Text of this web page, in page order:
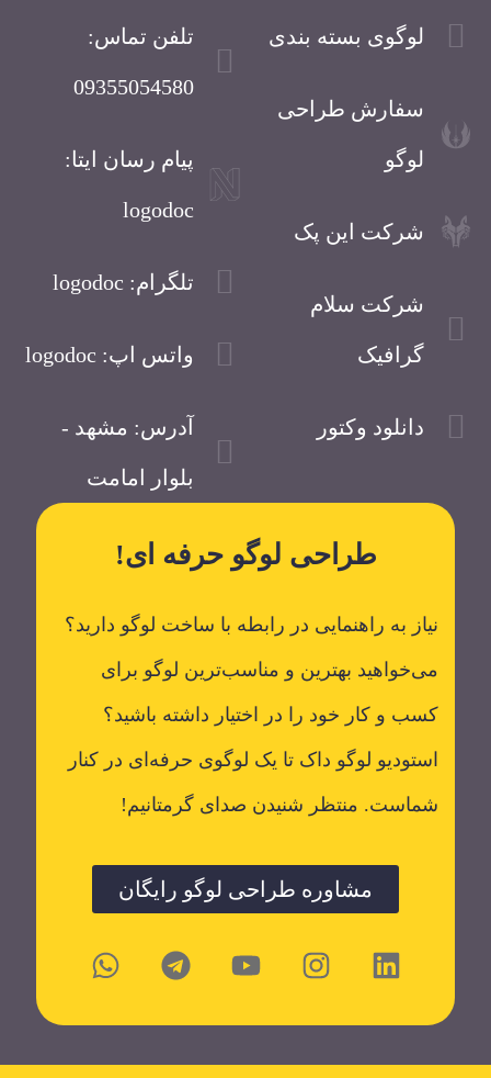
لوگوی بسته بندی
سفارش طراحی
لوگو
شرکت این پک
شرکت سلام
گرافیک
دانلود وکتور
تلفن تماس:
09355054580
پیام رسان ایتا:
logodoc
تلگرام: logodoc
واتس اپ: logodoc
آدرس: مشهد -
بلوار امامت
طراحی لوگو حرفه ای!
نیاز به راهنمایی در رابطه با ساخت لوگو دارید؟
می‌خواهید بهترین و مناسب‌ترین لوگو برای
کسب و کار خود را در اختیار داشته باشید؟
استودیو لوگو داک تا یک لوگوی حرفه‌ای در کنار
شماست. منتظر شنیدن صدای گرمتانیم!
مشاوره طراحی لوگو رایگان